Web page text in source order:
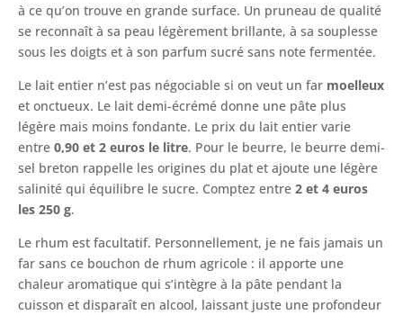
à ce qu’on trouve en grande surface. Un pruneau de qualité
se reconnaît à sa peau légèrement brillante, à sa souplesse
sous les doigts et à son parfum sucré sans note fermentée.
Le lait entier n’est pas négociable si on veut un far moelleux
et onctueux. Le lait demi-écrémé donne une pâte plus
légère mais moins fondante. Le prix du lait entier varie
entre 0,90 et 2 euros le litre. Pour le beurre, le beurre demi-
sel breton rappelle les origines du plat et ajoute une légère
salinité qui équilibre le sucre. Comptez entre 2 et 4 euros
les 250 g.
Le rhum est facultatif. Personnellement, je ne fais jamais un
far sans ce bouchon de rhum agricole : il apporte une
chaleur aromatique qui s’intègre à la pâte pendant la
cuisson et disparaît en alcool, laissant juste une profondeur